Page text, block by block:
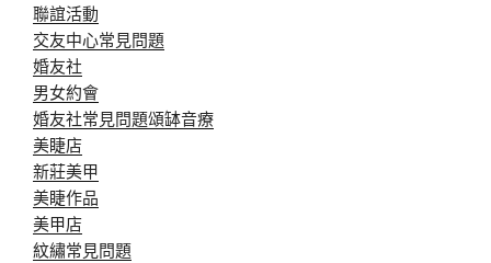
聯誼活動
交友中心常見問題
婚友社
男女約會
婚友社常見問題頌缽音療
美睫店
新莊美甲
美睫作品
美甲店
紋繡常見問題